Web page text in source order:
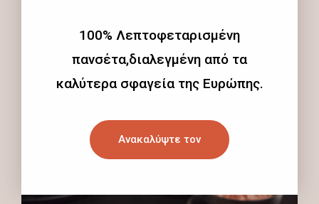
100% Λεπτοφεταρισμένη
πανσέτα,διαλεγμένη από τα
καλύτερα σφαγεία της Ευρώπης.
Ανακαλύψτε τον